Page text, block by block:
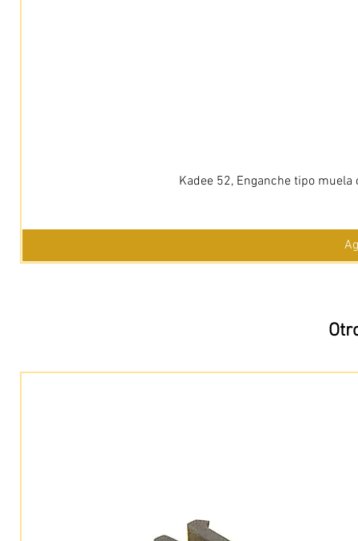
Kadee 52, Enganche tipo